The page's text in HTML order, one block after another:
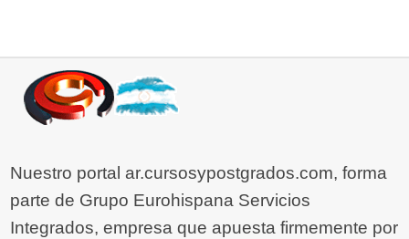
Nuestro portal ar.cursosypostgrados.com, forma
parte de Grupo Eurohispana Servicios
Integrados, empresa que apuesta firmemente por